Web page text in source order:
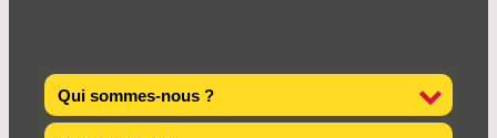
Qui sommes-nous ?